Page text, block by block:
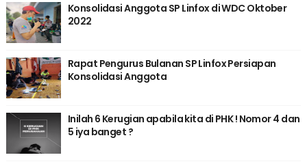
Konsolidasi Anggota SP Linfox di WDC Oktober
2022
Rapat Pengurus Bulanan SP Linfox Persiapan
Konsolidasi Anggota
Inilah 6 Kerugian apabila kita di PHK ! Nomor 4 dan
5 iya banget ?